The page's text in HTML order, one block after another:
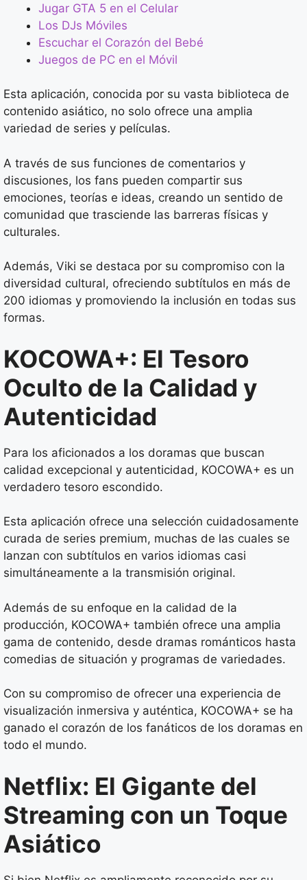
Jugar GTA 5 en el Celular
Los DJs Móviles
Escuchar el Corazón del Bebé
Juegos de PC en el Móvil
Esta aplicación, conocida por su vasta biblioteca de
contenido asiático, no solo ofrece una amplia
variedad de series y películas.
A través de sus funciones de comentarios y
discusiones, los fans pueden compartir sus
emociones, teorías e ideas, creando un sentido de
comunidad que trasciende las barreras físicas y
culturales.
Además, Viki se destaca por su compromiso con la
diversidad cultural, ofreciendo subtítulos en más de
200 idiomas y promoviendo la inclusión en todas sus
formas.
KOCOWA+: El Tesoro
Oculto de la Calidad y
Autenticidad
Para los aficionados a los doramas que buscan
calidad excepcional y autenticidad, KOCOWA+ es un
verdadero tesoro escondido.
Esta aplicación ofrece una selección cuidadosamente
curada de series premium, muchas de las cuales se
lanzan con subtítulos en varios idiomas casi
simultáneamente a la transmisión original.
Además de su enfoque en la calidad de la
producción, KOCOWA+ también ofrece una amplia
gama de contenido, desde dramas románticos hasta
comedias de situación y programas de variedades.
Con su compromiso de ofrecer una experiencia de
visualización inmersiva y auténtica, KOCOWA+ se ha
ganado el corazón de los fanáticos de los doramas en
todo el mundo.
Netflix: El Gigante del
Streaming con un Toque
Asiático